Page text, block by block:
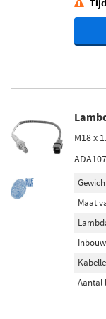
M18 x
Maat
Aantal